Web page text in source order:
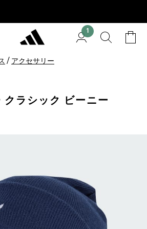
1
/ アクセサリー
クラシック ビーニー